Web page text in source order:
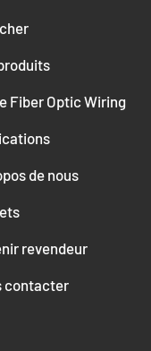
Fiber Optic Wiring
de nous
revendeur
contacter